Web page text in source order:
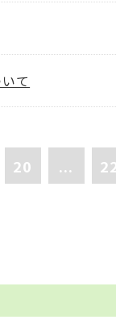
て
20 ...